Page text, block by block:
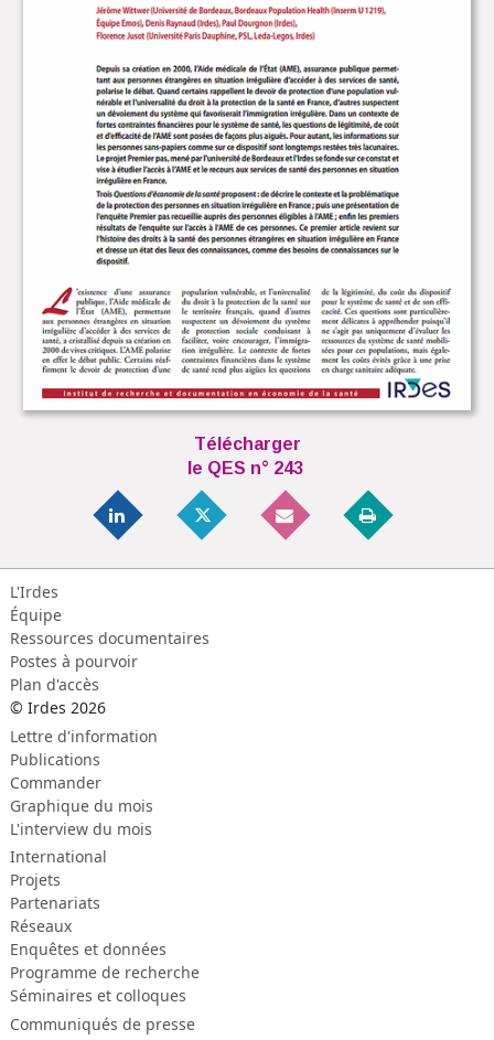
Télécharger
le QES n° 243
L'Irdes
Équipe
Ressources documentaires
Postes à pourvoir
Plan d'accès
© Irdes 2026
Lettre d'information
Publications
Commander
Graphique du mois
L'interview du mois
International
Projets
Partenariats
Réseaux
Enquêtes et données
Programme de recherche
Séminaires et colloques
Communiqués de presse